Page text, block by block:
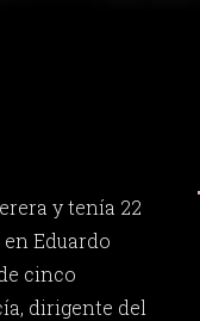
y tenía 22
en Eduardo
cinco
dirigente del